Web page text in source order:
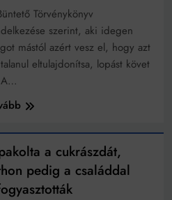
Törvénykönyv
szerint, aki idegen
mástól azért vesz el, hogy azt
eltulajdonítsa, lopást követ
a cukrászdát,
pedig a családdal